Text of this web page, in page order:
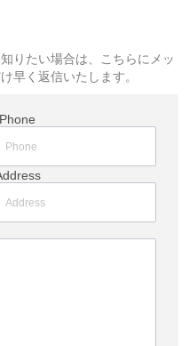
りたい場合は、こちらにメッ
早く返信いたします。
Phone